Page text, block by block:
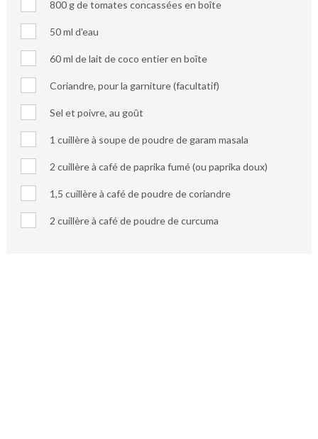
800 g de tomates concassées en boîte
50 ml d'eau
60 ml de lait de coco entier en boîte
Coriandre, pour la garniture (facultatif)
Sel et poivre, au goût
1 cuillèreà soupe de poudre de garam masala
2 cuillère à café de paprika fumé (ou paprika doux)
1,5 cuillère à café de poudre de coriandre
2 cuillère à café de poudre de curcuma